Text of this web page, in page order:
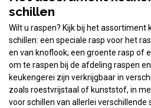
schillen
Wilt u raspen? Kijk bij het assortiment
schillen: een speciale rasp voor het
en van knoflook; een groente rasp of
om te raspen bij de afdeling raspen
keukengerei zijn verkrijgbaar in
zoals roestvrijstaal of kunststof, in
voor schillen van allerlei verschillende